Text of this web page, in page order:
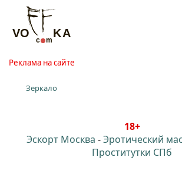
Реклама на сайте
Зеркало
18+
Эскорт Москва -Эротический
Проститутки СПб